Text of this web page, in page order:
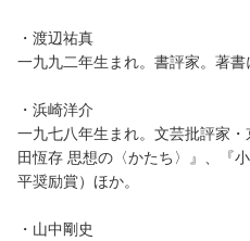
・渡辺祐真
一九九二年生まれ。書評家。著書
・浜崎洋介
一九七八年生まれ。文芸批評家
田恆存 思想の〈かたち〉』、『
平奨励賞）ほか。
・山中剛史